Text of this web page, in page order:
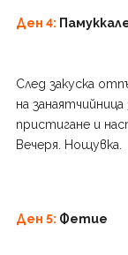
Ден 4:
След закуска
на
пристигане и
Вечеря. Нощувка.
Ден 5: Фетие